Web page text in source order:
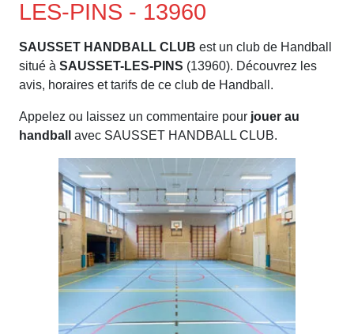
LES-PINS - 13960
SAUSSET HANDBALL CLUB est un club de Handball
situé à SAUSSET-LES-PINS (13960). Découvrez les
avis, horaires et tarifs de ce club de Handball.
Appelez ou laissez un commentaire pour jouer au
handball
avec SAUSSET HANDBALL CLUB.